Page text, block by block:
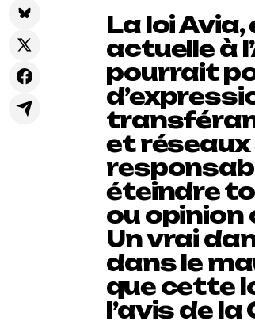
La loi Avia,
actuelle à
pourrait
et
éteindre
ou opinion
Un vrai
dans le
que cette
l’avis de